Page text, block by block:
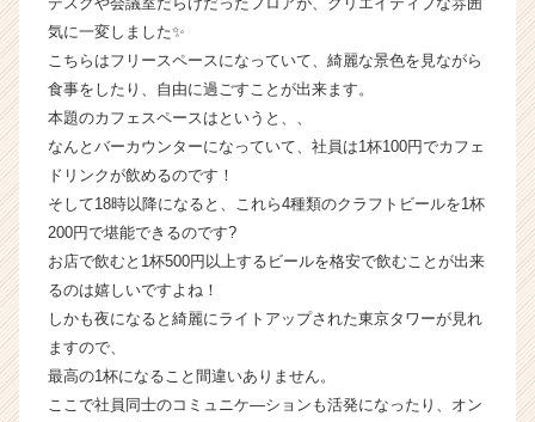
成
企
業
か
ら
ス
ウ
ト
が
届
く
活
気に一変しました✨
こちらはフリースペースになっていて、綺麗な景色を見ながら
食事をしたり、自由に過ごすことが出来ます。
本題のカフェスペースはというと、、
なんとバーカウンターになっていて、社員は1杯100円でカフェ
ドリンクが飲めるのです！
そして18時以降になると、これら4種類のクラフトビールを1杯
200円で堪能できるのです?
お店で飲むと1杯500円以上するビールを格安で飲むことが出来
るのは嬉しいですよね！
しかも夜になると綺麗にライトアップされた東京タワーが見れ
ますので、
最高の1杯になること間違いありません。
ここで社員同士のコミュニケ―ションも活発になったり、オン